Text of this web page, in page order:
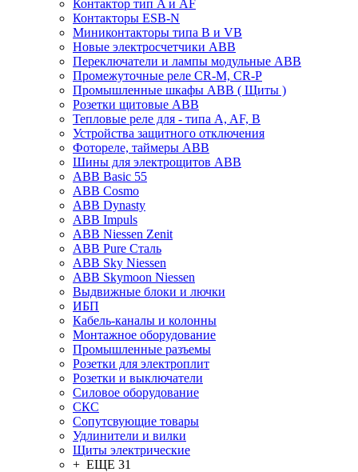
Контактор тип A и AF
Контакторы ESB-N
Миниконтакторы типа B и VB
Новые электросчетчики ABB
Переключатели и лампы модульные ABB
Промежуточные реле CR-M, CR-P
Промышленные шкафы ABB ( Щиты )
Розетки щитовые ABB
Тепловые реле для - типа A, AF, B
Устройства защитного отключения
Фотореле, таймеры ABB
Шины для электрощитов АВВ
ABB Basic 55
ABB Cosmo
ABB Dynasty
ABB Impuls
ABB Niessen Zenit
ABB Pure Сталь
ABB Sky Niessen
ABB Skymoon Niessen
Выдвижные блоки и лючки
ИБП
Кабель-каналы и колонны
Монтажное оборудование
Промышленные разъемы
Розетки для электроплит
Розетки и выключатели
Силовое оборудование
СКС
Сопутсвующие товары
Удлинители и вилки
Щиты электрические
+ ЕЩЕ 31